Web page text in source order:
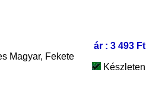
Magyar, Fekete
ár : 3 493 Ft
Készleten